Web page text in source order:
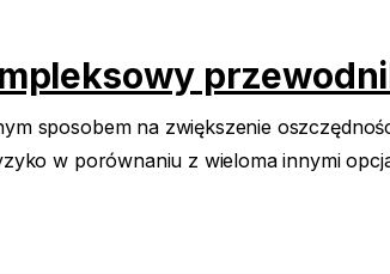
sposobem na zwiększenie
w porównaniu z wieloma innymi